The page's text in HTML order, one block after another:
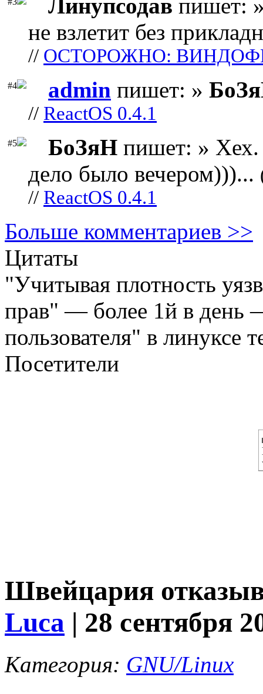
Линупсодав пишет:
не взлетит без
// ОСТОРОЖНО:
#4 admin пишет: »
// ReactOS 0.4.1
#5 БоЗяН пишет: » Хех.
дело было вечером)))...
// ReactOS 0.4.1
Больше комментариев >>
Цитаты
"Учитывая плотность
прав" — более 1й в день
пользователя" в линуксе
Посетители
Швейцария
Luca | 28 сентября
Категория: GNU/Linux